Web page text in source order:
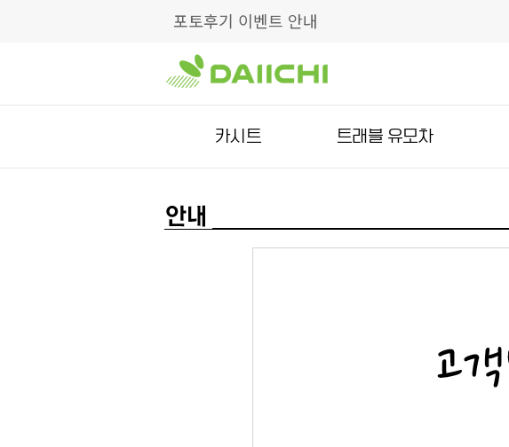
포토후기 이벤트 안내
카시트 트래블 유모차